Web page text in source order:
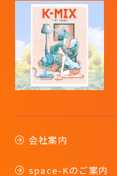
会社案内
space-Kのご案内